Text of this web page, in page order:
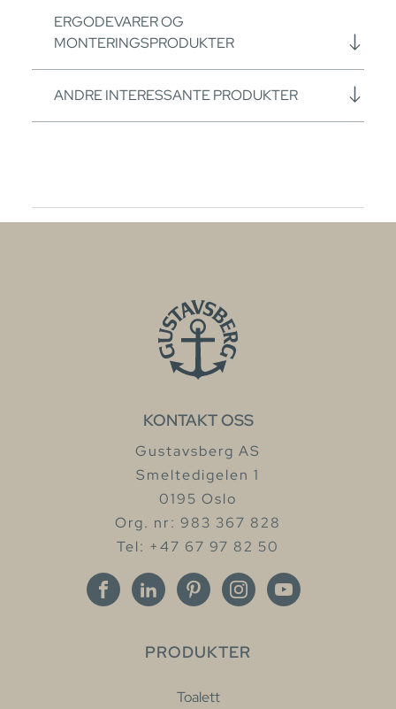
ERGODEVARER OG
MONTERINGSPRODUKTER
ANDRE INTERESSANTE PRODUKTER
KONTAKT OSS
Gustavsberg AS
Smeltedigelen 1
0195 Oslo
Org. nr: 983 367 828
Tel: +47 67 97 82 50
PRODUKTER
Toalett